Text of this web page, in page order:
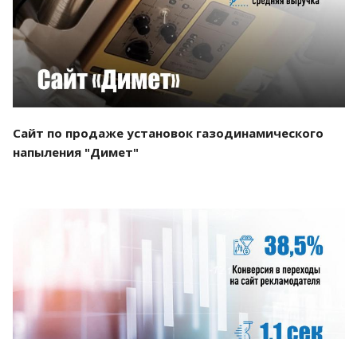
Сайт по продаже установок газодинамического
напыления "Димет"